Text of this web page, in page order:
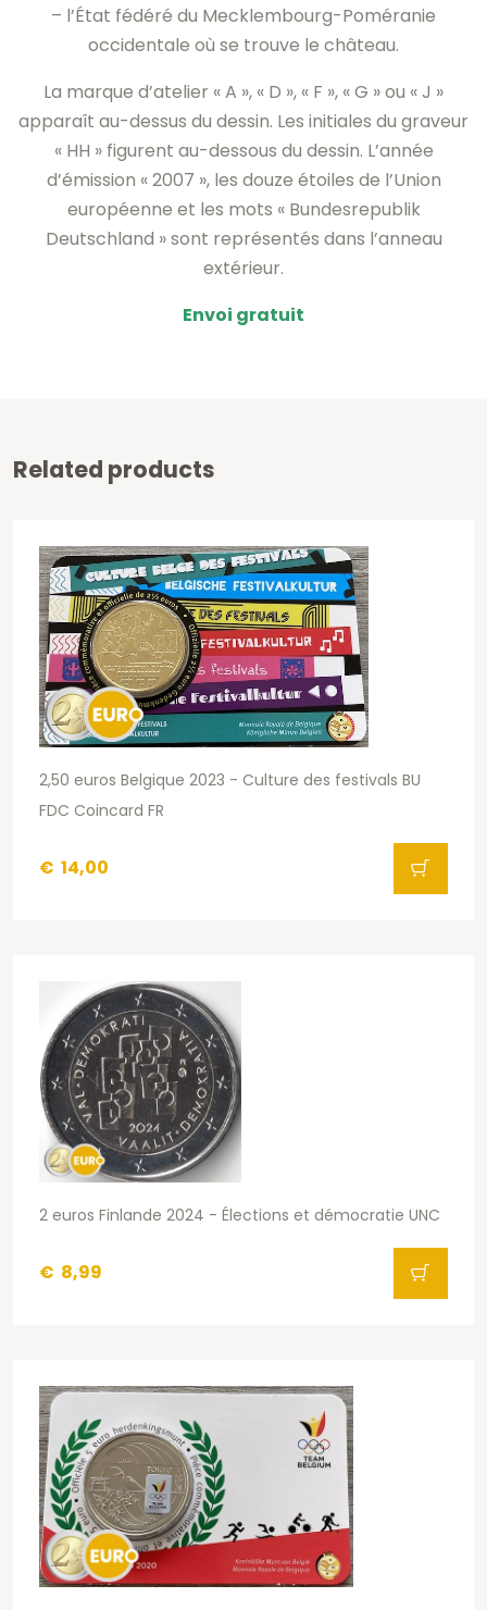
– l’État fédéré du Mecklembourg-Poméranie
occidentale où se trouve le château.
La marque d’atelier « A », « D », « F », « G » ou « J »
apparaît au-dessus du dessin. Les initiales du graveur
« HH » figurent au-dessous du dessin. L’année
d’émission « 2007 », les douze étoiles de l’Union
européenne et les mots « Bundesrepublik
Deutschland » sont représentés dans l’anneau
extérieur.
Envoi gratuit
Related products
2,50 euros Belgique 2023 - Culture des festivals BU
FDC Coincard FR
€ 14,00
2 euros Finlande 2024 - Élections et démocratie UNC
€ 8,99